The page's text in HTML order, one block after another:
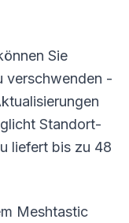
Sie
verschwenden -
Standort-
liefert bis zu 48
Meshtastic